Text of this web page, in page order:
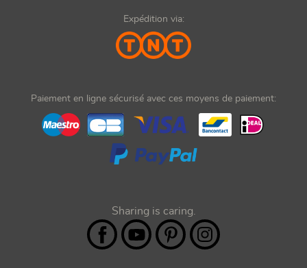
Expédition via:
Paiement en ligne sécurisé avec ces moyens de paiement:
Sharing is caring.